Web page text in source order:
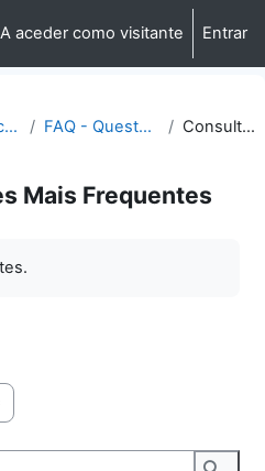
A aceder como visitante Entrar
Comunicação | Questões FAQ - Questões Mais Frequentes Consultar por alfabeto
Mais Frequentes
índice